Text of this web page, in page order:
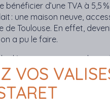
d’une TVA à 5,5
: une maison neuve,
Toulouse. En effet,
a pu le faire.
départ que nous
plus tôt, au bout de 6 mois
VOS